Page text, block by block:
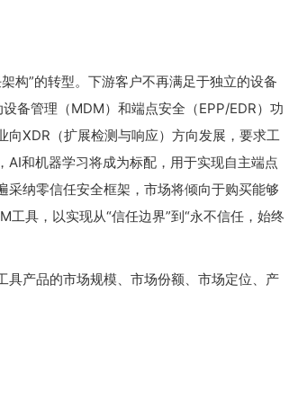
构”的转型。下游客户不再满足于独立的设备
备管理（MDM）和端点安全（EPP/EDR）功
XDR（扩展检测与响应）方向发展，要求工
和机器学习将成为标配，用于实现自主端点
纳零信任安全框架，市场将倾向于购买能够
具，以实现从“信任边界”到“永不信任，始终
产品的市场规模、市场份额、市场定位、产